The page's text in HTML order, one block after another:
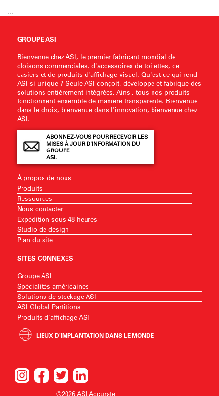
...
GROUPE ASI
Bienvenue chez ASI, le premier fabricant mondial de
cloisons commerciales, d'accessoires de toilettes, de
casiers et de produits d'affichage visuel. Qu'est-ce qui rend
ASI si unique ? Seule ASI conçoit, développe et fabrique des
solutions entièrement intégrées. Ainsi, tous nos produits
fonctionnent ensemble de manière transparente. Bienvenue
dans le choix, bienvenue dans l'innovation, bienvenue chez
ASI.
ABONNEZ-VOUS POUR RECEVOIR LES
MISES À JOUR D'INFORMATION DU
GROUPE
ASI.
À propos de nous
Produits
Ressources
Nous contacter
Expédition sous 48 heures
Studio de design
Plan du site
SITES CONNEXES
Groupe ASI
Spécialités américaines
Solutions de stockage ASI
ASI Global Partitions
Produits d'affichage ASI
LIEUX D'IMPLANTATION DANS LE MONDE
©2026 ASI Accurate